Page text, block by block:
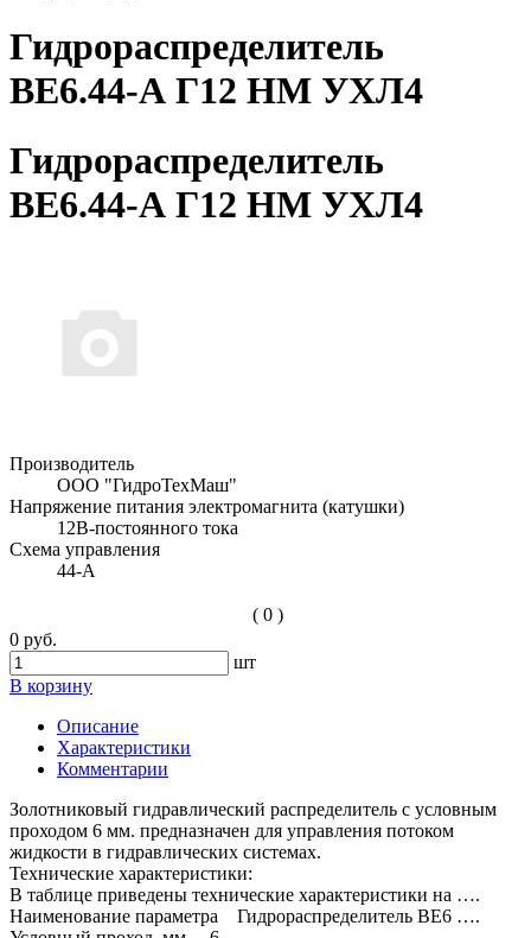
Гидрораспределитель
ВЕ6.44-А Г12 НМ УХЛ4
Гидрораспределитель
ВЕ6.44-А Г12 НМ УХЛ4
Производитель
ООО "ГидроТехМаш"
Напряжение питания электромагнита (катушки)
12В-постоянного тока
Схема управления
44-А
( 0 )
0 руб.
шт
В корзину
Описание
Характеристики
Комментарии
Золотниковый гидравлический распределитель с условным
проходом 6 мм. предназначен для управления потоком
жидкости в гидравлических системах.
Технические характеристики:
В таблице приведены технические характеристики на ….
Наименование параметра Гидрораспределитель ВЕ6 ….